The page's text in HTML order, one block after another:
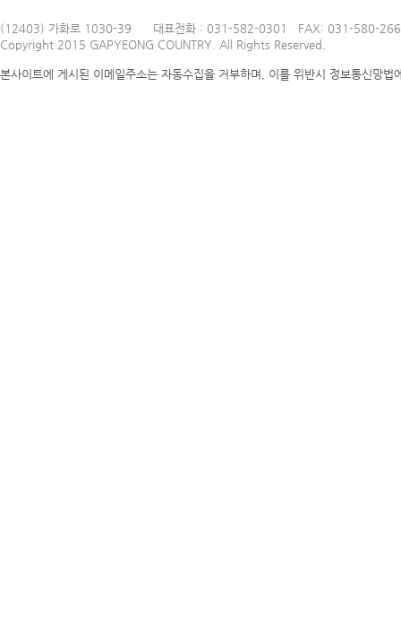
(12403) 가화로 1030-39
대표전화 : 031-582-0301 FAX: 031-580-
Copyright 2015 GAPYEONG COUNTRY. All Rights Reserved.
본사이트에 게시된 이메일주소는 자동수집을 거부하며, 이를 위반시 정보통신망법